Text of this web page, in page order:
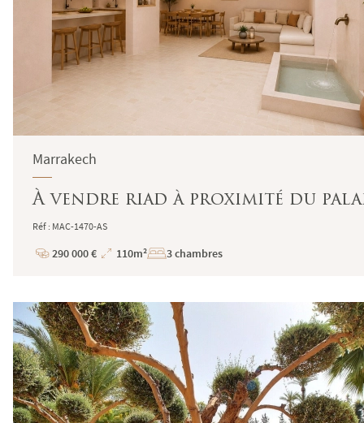
Marrakech
À vendre riad à proximité du
Réf : MAC-1470-AS
Prix
290 000 €
Superficie
110m² 3 chambres